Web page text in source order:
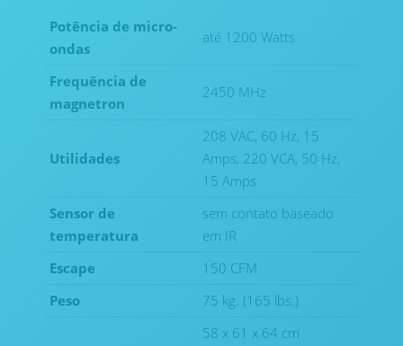
Potência de micro-
ondas
até 1200 Watts
Frequência de
magnetron
2450 MHz
Utilidades
208 VAC, 60 Hz, 15
Amps, 220 VCA, 50 Hz,
15 Amps
Sensor de
temperatura
sem contato baseado
em IR
Escape
150 CFM
Peso
75 kg. (165 lbs.)
58 x 61 x 64 cm